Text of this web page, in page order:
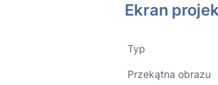
Ekran
Typ
Przekątna obrazu